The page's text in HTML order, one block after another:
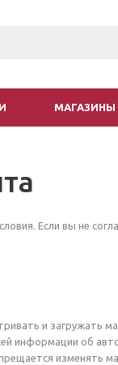
МАГАЗИНЫ
Если вы не
и загружать
информации об
изменять